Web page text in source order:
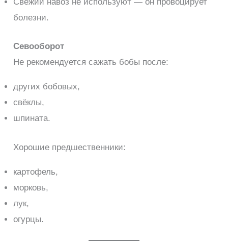
болезни.
Севооборот
Не рекомендуется сажать бобы после:
других бобовых,
свёклы,
шпината.
Хорошие предшественники:
картофель,
морковь,
лук,
огурцы.